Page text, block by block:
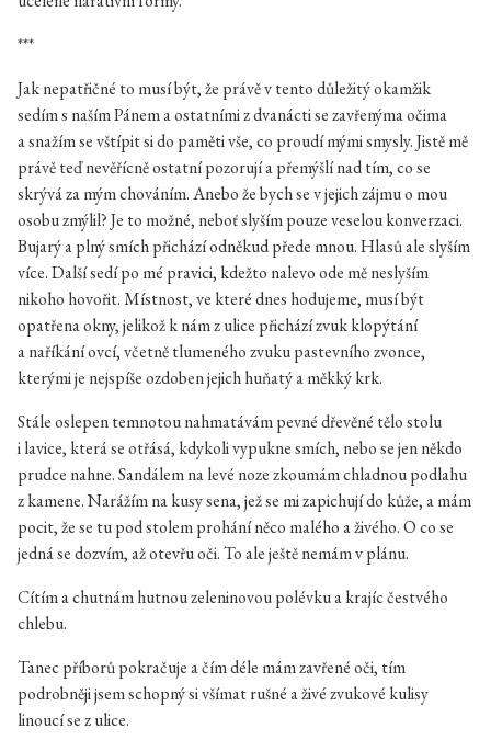
***
Jak nepatřičné to musí být, že právě v tento důležitý okamžik
sedím s naším Pánem a ostatními z dvanácti se zavřenýma očima
a snažím se vštípit si do paměti vše, co proudí mými smysly. Jistě mě
právě teď nevěřícně ostatní pozorují a přemýšlí nad tím, co se
skrývá za mým chováním. Anebo že bych se v jejich zájmu o mou
osobu zmýlil? Je to možné, neboť slyším pouze veselou konverzaci.
Bujarý a plný smích přichází odněkud přede mnou. Hlasů ale slyším
více. Další sedí po mé pravici, kdežto nalevo ode mě neslyším
nikoho hovořit. Místnost, ve které dnes hodujeme, musí být
opatřena okny, jelikož k nám z ulice přichází zvuk klopýtání
a naříkání ovcí, včetně tlumeného zvuku pastevního zvonce,
kterými je nejspíše ozdoben jejich huňatý a měkký krk.
Stále oslepen temnotou nahmatávám pevné dřevěné tělo stolu
i lavice, která se otřásá, kdykoli vypukne smích, nebo se jen někdo
prudce nahne. Sandálem na levé noze zkoumám chladnou podlahu
z kamene. Narážím na kusy sena, jež se mi zapichují do kůže, a mám
pocit, že se tu pod stolem prohání něco malého a živého. O co se
jedná se dozvím, až otevřu oči. To ale ještě nemám v plánu.
Cítím a chutnám hutnou zeleninovou polévku a krajíc čestvého
chlebu.
Tanec příborů pokračuje a čím déle mám zavřené oči, tím
podrobněji jsem schopný si všímat rušné a živé zvukové kulisy
linoucí se z ulice.